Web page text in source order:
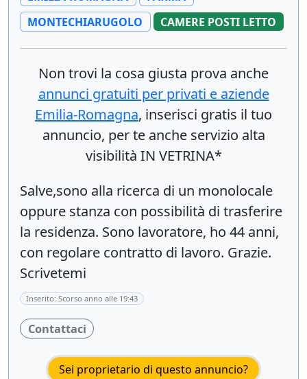
MONTECHIARUGOLO
CAMERE POSTI LETTO
Non trovi la cosa giusta prova anche
annunci gratuiti per privati e aziende
Emilia-Romagna, inserisci gratis il tuo
annuncio, per te anche servizio alta
visibilità IN VETRINA*
Salve,sono alla ricerca di un monolocale
oppure stanza con possibilità di trasferire
la residenza. Sono lavoratore, ho 44 anni,
con regolare contratto di lavoro. Grazie.
Scrivetemi
Inserito: Scorso anno alle 19:43
Contattaci
Sei proprietario di questo annuncio?